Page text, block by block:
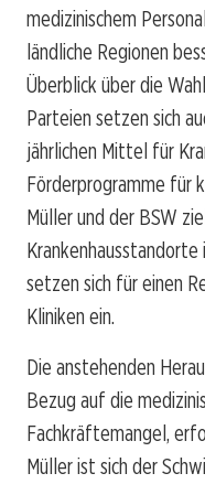
medizinischem
ländliche Regionen
Überblick über die
Parteien setzen sich
jährlichen Mittel für
Förderprogramme für
Müller und der BSW
setzen sich für einen
Kliniken ein.
Die anstehenden
Bezug auf die
Fachkräftemangel,
Müller ist sich der